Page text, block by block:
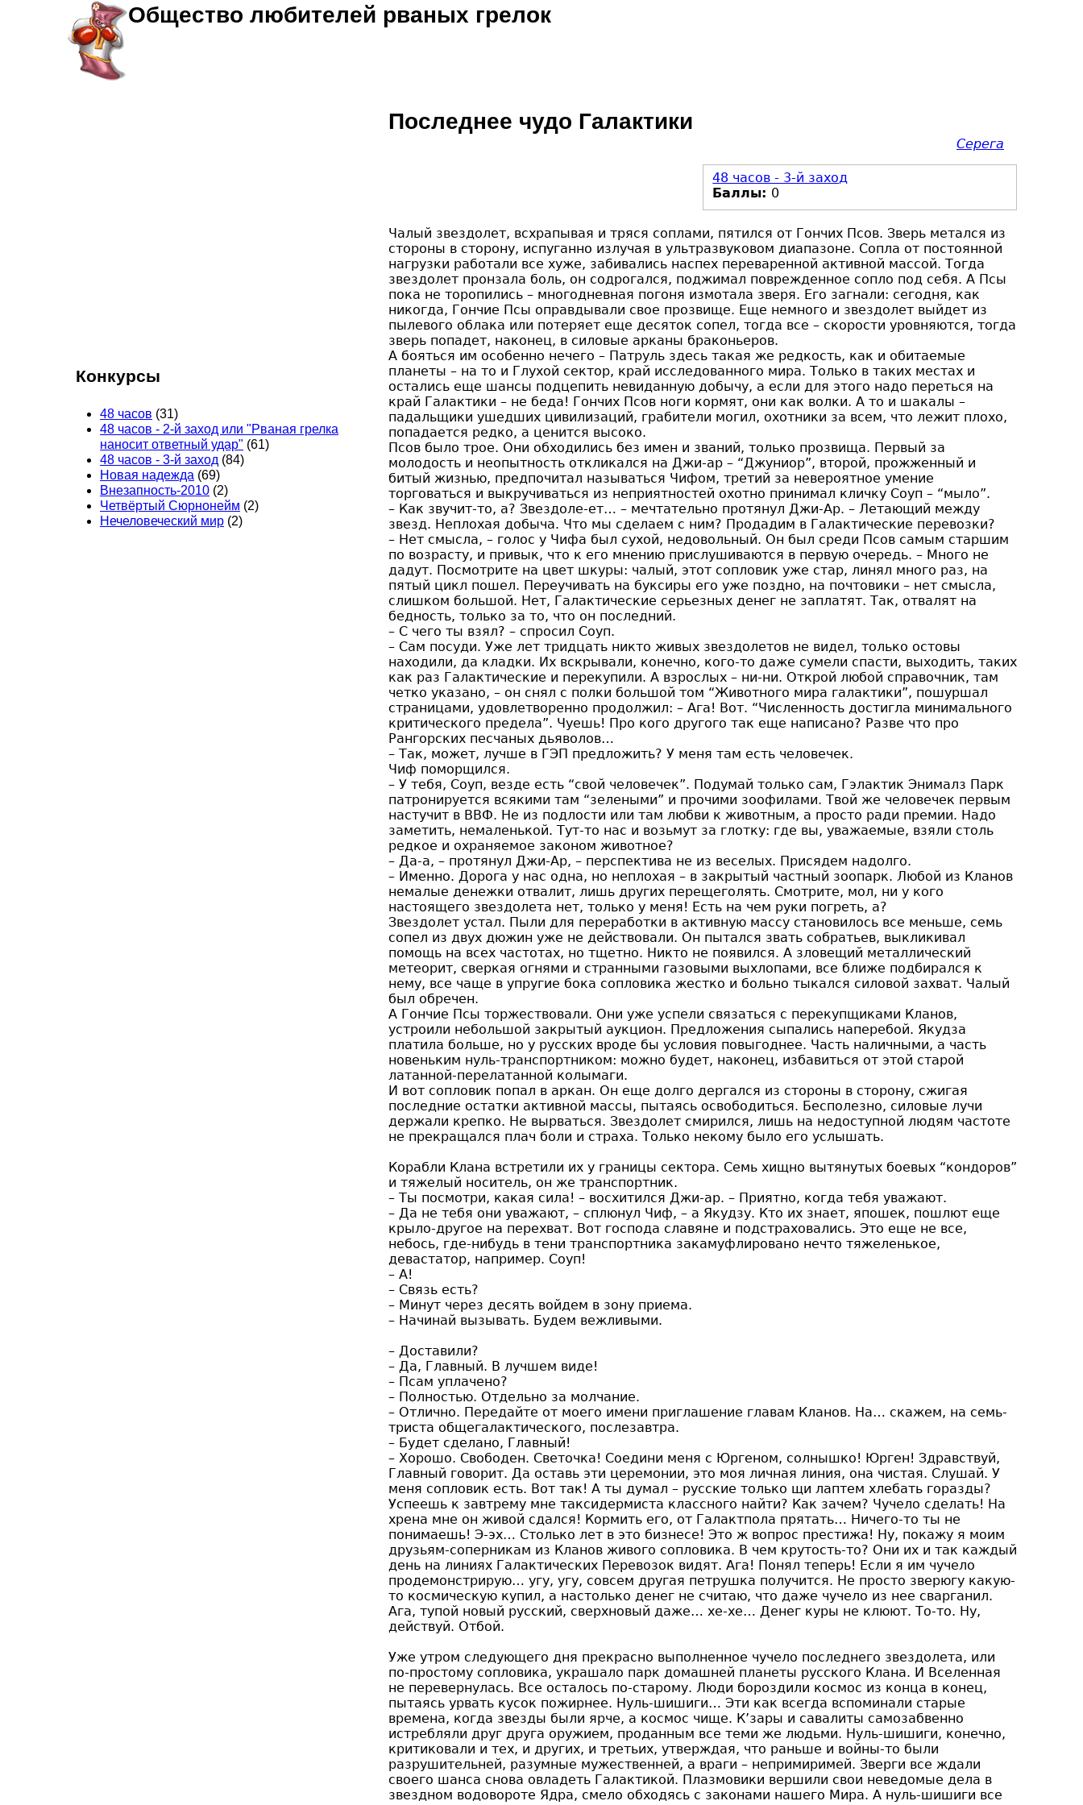
Jump to navigation
Общество любителей рваных грелок
Последнее чудо Галактики
Серега
48 часов - 3-й заход
Баллы: 0
Чалый звездолет, всхрапывая и тряся соплами, пятился от Гончих Псов. Зверь метался из
стороны в сторону, испуганно излучая в ультразвуковом диапазоне. Сопла от постоянной
нагрузки работали все хуже, забивались наспех переваренной активной массой. Тогда
звездолет пронзала боль, он содрогался, поджимал поврежденное сопло под себя. А Псы
пока не торопились – многодневная погоня измотала зверя. Его загнали: сегодня, как
никогда, Гончие Псы оправдывали свое прозвище. Еще немного и звездолет выйдет из
пылевого облака или потеряет еще десяток сопел, тогда все – скорости уровняются, тогда
зверь попадет, наконец, в силовые арканы браконьеров.
А бояться им особенно нечего – Патруль здесь такая же редкость, как и обитаемые
планеты – на то и Глухой сектор, край исследованного мира. Только в таких местах и
остались еще шансы подцепить невиданную добычу, а если для этого надо переться на
край Галактики – не беда! Гончих Псов ноги кормят, они как волки. А то и шакалы –
падальщики ушедших цивилизаций, грабители могил, охотники за всем, что лежит плохо,
попадается редко, а ценится высоко.
Псов было трое. Они обходились без имен и званий, только прозвища. Первый за
молодость и неопытность откликался на Джи-ар – “Джуниор”, второй, прожженный и
битый жизнью, предпочитал называться Чифом, третий за невероятное умение
торговаться и выкручиваться из неприятностей охотно принимал кличку Соуп – “мыло”.
– Как звучит-то, а? Звездоле-ет… – мечтательно протянул Джи-Ар. – Летающий между
звезд. Неплохая добыча. Что мы сделаем с ним? Продадим в Галактические перевозки?
– Нет смысла, – голос у Чифа был сухой, недовольный. Он был среди Псов самым старшим
по возрасту, и привык, что к его мнению прислушиваются в первую очередь. – Много не
дадут. Посмотрите на цвет шкуры: чалый, этот сопловик уже стар, линял много раз, на
пятый цикл пошел. Переучивать на буксиры его уже поздно, на почтовики – нет смысла,
слишком большой. Нет, Галактические серьезных денег не заплатят. Так, отвалят на
бедность, только за то, что он последний.
– С чего ты взял? – спросил Соуп.
– Сам посуди. Уже лет тридцать никто живых звездолетов не видел, только остовы
находили, да кладки. Их вскрывали, конечно, кого-то даже сумели спасти, выходить, таких
как раз Галактические и перекупили. А взрослых – ни-ни. Открой любой справочник, там
четко указано, – он снял с полки большой том “Животного мира галактики”, пошуршал
страницами, удовлетворенно продолжил: – Ага! Вот. “Численность достигла минимального
критического предела”. Чуешь! Про кого другого так еще написано? Разве что про
Рангорских песчаных дьяволов…
– Так, может, лучше в ГЭП предложить? У меня там есть человечек.
Чиф поморщился.
– У тебя, Соуп, везде есть “свой человечек”. Подумай только сам, Гэлактик Энималз Парк
патронируется всякими там “зелеными” и прочими зоофилами. Твой же человечек первым
настучит в ВВФ. Не из подлости или там любви к животным, а просто ради премии. Надо
заметить, немаленькой. Тут-то нас и возьмут за глотку: где вы, уважаемые, взяли столь
редкое и охраняемое законом животное?
– Да-а, – протянул Джи-Ар, – перспектива не из веселых. Присядем надолго.
– Именно. Дорога у нас одна, но неплохая – в закрытый частный зоопарк. Любой из Кланов
немалые денежки отвалит, лишь других перещеголять. Смотрите, мол, ни у кого
настоящего звездолета нет, только у меня! Есть на чем руки погреть, а?
Звездолет устал. Пыли для переработки в активную массу становилось все меньше, семь
сопел из двух дюжин уже не действовали. Он пытался звать собратьев, выкликивал
помощь на всех частотах, но тщетно. Никто не появился. А зловещий металлический
метеорит, сверкая огнями и странными газовыми выхлопами, все ближе подбирался к
нему, все чаще в упругие бока сопловика жестко и больно тыкался силовой захват. Чалый
был обречен.
А Гончие Псы торжествовали. Они уже успели связаться с перекупщиками Кланов,
устроили небольшой закрытый аукцион. Предложения сыпались наперебой. Якудза
платила больше, но у русских вроде бы условия повыгоднее. Часть наличными, а часть
новеньким нуль-транспортником: можно будет, наконец, избавиться от этой старой
латанной-перелатанной колымаги.
И вот сопловик попал в аркан. Он еще долго дергался из стороны в сторону, сжигая
последние остатки активной массы, пытаясь освободиться. Бесполезно, силовые лучи
держали крепко. Не вырваться. Звездолет смирился, лишь на недоступной людям частоте
не прекращался плач боли и страха. Только некому было его услышать.
Корабли Клана встретили их у границы сектора. Семь хищно вытянутых боевых “кондоров”
и тяжелый носитель, он же транспортник.
– Ты посмотри, какая сила! – восхитился Джи-ар. – Приятно, когда тебя уважают.
– Да не тебя они уважают, – сплюнул Чиф, – а Якудзу. Кто их знает, япошек, пошлют еще
крыло-другое на перехват. Вот господа славяне и подстраховались. Это еще не все,
небось, где-нибудь в тени транспортника закамуфлировано нечто тяжеленькое,
девастатор, например. Соуп!
– А!
– Связь есть?
– Минут через десять войдем в зону приема.
– Начинай вызывать. Будем вежливыми.
– Доставили?
– Да, Главный. В лучшем виде!
– Псам уплачено?
– Полностью. Отдельно за молчание.
– Отлично. Передайте от моего имени приглашение главам Кланов. На… скажем, на семь-
триста общегалактического, послезавтра.
– Будет сделано, Главный!
– Хорошо. Свободен. Светочка! Соедини меня с Юргеном, солнышко! Юрген! Здравствуй,
Главный говорит. Да оставь эти церемонии, это моя личная линия, она чистая. Слушай. У
меня сопловик есть. Вот так! А ты думал – русские только щи лаптем хлебать горазды?
Успеешь к завтрему мне таксидермиста классного найти? Как зачем? Чучело сделать! На
хрена мне он живой сдался! Кормить его, от Галактпола прятать… Ничего-то ты не
понимаешь! Э-эх… Столько лет в это бизнесе! Это ж вопрос престижа! Ну, покажу я моим
друзьям-соперникам из Кланов живого сопловика. В чем крутость-то? Они их и так каждый
день на линиях Галактических Перевозок видят. Ага! Понял теперь! Если я им чучело
продемонстрирую… угу, угу, совсем другая петрушка получится. Не просто зверюгу какую-
то космическую купил, а настолько денег не считаю, что даже чучело из нее сварганил.
Ага, тупой новый русский, сверхновый даже… хе-хе… Денег куры не клюют. То-то. Ну,
действуй. Отбой.
Уже утром следующего дня прекрасно выполненное чучело последнего звездолета, или
по-простому сопловика, украшало парк домашней планеты русского Клана. И Вселенная
не перевернулась. Все осталось по-старому. Люди бороздили космос из конца в конец,
пытаясь урвать кусок пожирнее. Нуль-шишиги… Эти как всегда вспоминали старые
времена, когда звезды были ярче, а космос чище. К’зары и савалиты самозабвенно
истребляли друг друга оружием, проданным все теми же людьми. Нуль-шишиги, конечно,
критиковали и тех, и других, и третьих, утверждая, что раньше и войны-то были
разрушительней, разумные мужественней, а враги – непримиримей. Зверги все ждали
своего шанса снова овладеть Галактикой. Плазмовики вершили свои неведомые дела в
звездном водовороте Ядра, смело обходясь с законами нашего Мира. А нуль-шишиги все
Конкурсы
48 часов (31)
48 часов - 2-й заход или "Рваная грелка
наносит ответный удар" (61)
48 часов - 3-й заход (84)
Новая надежда (69)
Внезапность-2010 (2)
Четвёртый Сюрнонейм (2)
Нечеловеческий мир (2)